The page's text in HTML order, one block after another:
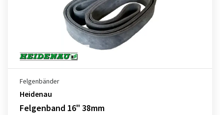
Felgenbänder
Heidenau
Felgenband 16" 38mm